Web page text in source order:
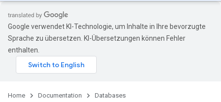
Google verwendet KI-Technologie, um Inhalte in Ihre bevorzugte
Sprache zu übersetzen. KI-Übersetzungen können Fehler
enthalten.
Home Documentation
Databases